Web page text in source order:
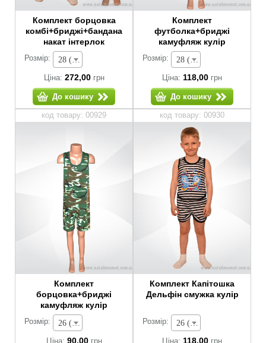
Комплект борцовка
комбі+бриджі+бандана
накат інтерлок
Розмір:
28 (зріст 92-98 см) - 272,00 грн
Ціна: 272,00грн
До кошику
Комплект
футболка+бриджі
камуфляж кулір
Розмір:
28 (зріст 92-98 см) - 118,00 грн
Ціна: 118,00 грн
До кошику
код товару: 00929
Комплект
борцовка+бриджі
камуфляж кулір
Розмір:
26 (зріст 80-86 см) - 90,00 грн
Ціна: 90,00грн
код товару: 00930
Комплект Капітошка
Дельфін смужка кулір
Розмір:
26 (зріст 80-86 см) - 118,00 грн
Ціна: 118,00 грн